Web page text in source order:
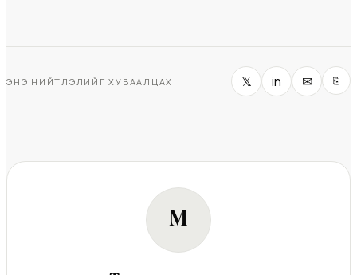
ЭНЭ НИЙТЛЭЛИЙГ ХУВААЛЦАХ 𝕏 in ✉ ⎘
M